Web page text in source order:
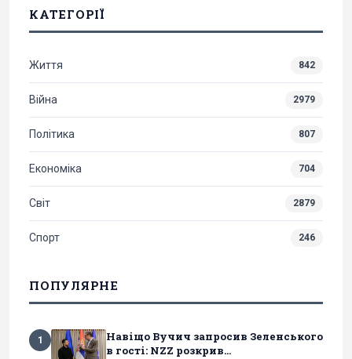
КАТЕГОРІЇ
Життя 842
Війна 2979
Політика 807
Економіка 704
Світ 2879
Спорт 246
ПОПУЛЯРНЕ
1
Навіщо Вучич запросив Зеленського
в гості: NZZ розкрив...